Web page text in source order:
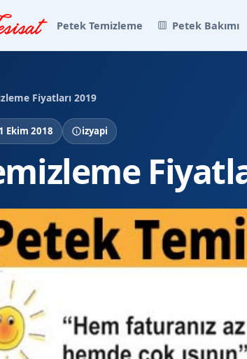
Petek Temizleme Petek Bakımı
Fiyatları 2019
1 Ekim 2018 izyapi